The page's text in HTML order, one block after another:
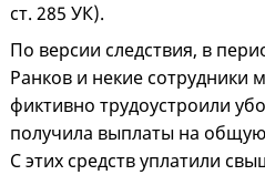
ст. 285 УК).
По версии следствия, в
Ранков и некие сотрудники
фиктивно трудоустроили
получила выплаты на
С этих средств уплатили